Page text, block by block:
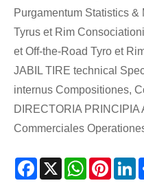
Purgamentum Statistics &
Tyrus et Rim
et Off-the-Road Tyro et
JABIL TIRE technical
internus Compositiones,
DIRECTORIA PRINCIPIA
Commerciales
Facebook
X WhatsApp